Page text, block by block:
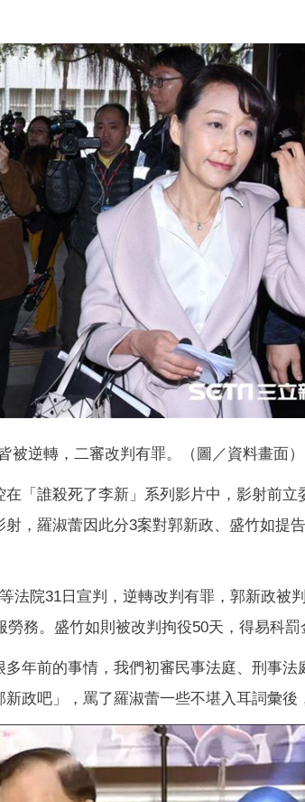
被逆轉，二審改判有罪。（圖／資料畫面）
「誰殺死了李新」系列影片中，影射前立
，羅淑蕾因此分3案對郭新政、盛竹如提
院31日宣判，逆轉改判有罪，郭新政被
務。盛竹如則被改判拘役50天，得易科罰
年前的事情，我們初審民事法庭、刑事法
政吧」，罵了羅淑蕾一些不堪入耳詞彙後